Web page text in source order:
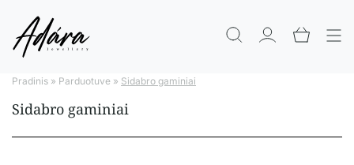
Pradinis » Parduotuve » Sidabro gaminiai
Sidabro gaminiai